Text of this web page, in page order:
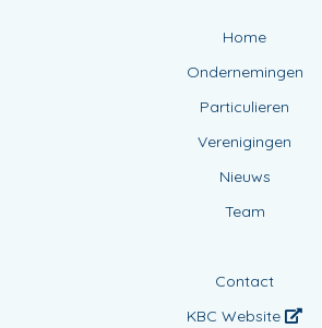
Home
Ondernemingen
Particulieren
Verenigingen
Nieuws
Team
Contact
KBC Website